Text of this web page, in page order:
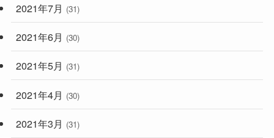
2021年7月 (31)
2021年6月 (30)
2021年5月 (31)
2021年4月 (30)
2021年3月 (31)